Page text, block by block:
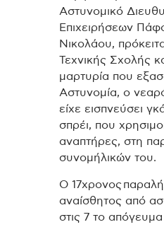
Αστυνομικό
Επιχειρήσεων
Νικολάου,
Τεχνικής Σχολής
μαρτυρία που
Αστυνομία, ο
είχε εισπνεύσει
σπρέι, που
αναπτήρες, στη
συνομήλικών του.
Ο 17χρονος
αναίσθητος από
στις 7 το